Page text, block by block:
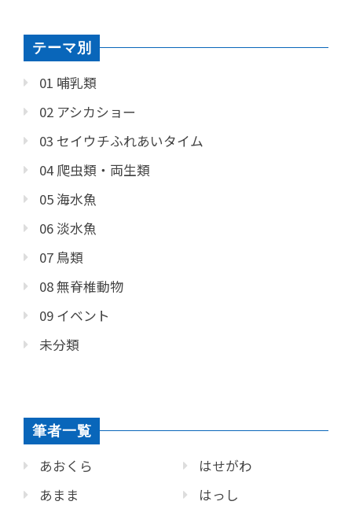
テーマ別
01 哺乳類
02 アシカショー
03 セイウチふれあいタイム
04 爬虫類・両生類
05 海水魚
06 淡水魚
07 鳥類
08 無脊椎動物
09 イベント
未分類
筆者一覧
あおくら
あまま
はせがわ
はっし